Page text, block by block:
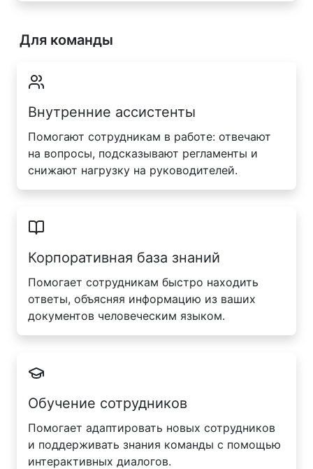
Для команды
Внутренние ассистенты
Помогают сотрудникам в работе: отвечают
на вопросы, подсказывают регламенты и
снижают нагрузку на руководителей.
Корпоративная база знаний
Помогает сотрудникам быстро находить
ответы, объясняя информацию из ваших
документов человеческим языком.
Обучение сотрудников
Помогает адаптировать новых сотрудников
и поддерживать знания команды с помощью
интерактивных диалогов.